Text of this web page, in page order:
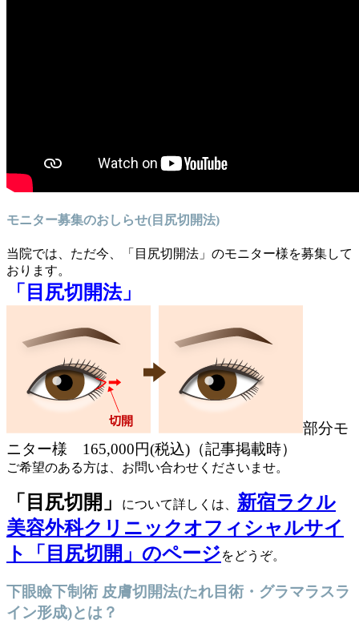
モニター募集のおしらせ(目尻切開法)
当院では、ただ今、「目尻切開法」のモニター様を募集して
おります。
「目尻切開法」
部分モ
ニター様 165,000円(税込) （記事掲載時）
ご希望のある方は、お問い合わせくださいませ。
「目尻切開」 について詳しくは、 新宿ラクル
美容外科クリニックオフィシャルサイ
ト「目尻切開」のページをどうぞ。
下眼瞼下制術 皮膚切開法(たれ目術・グラマラスラ
イン形成)とは？